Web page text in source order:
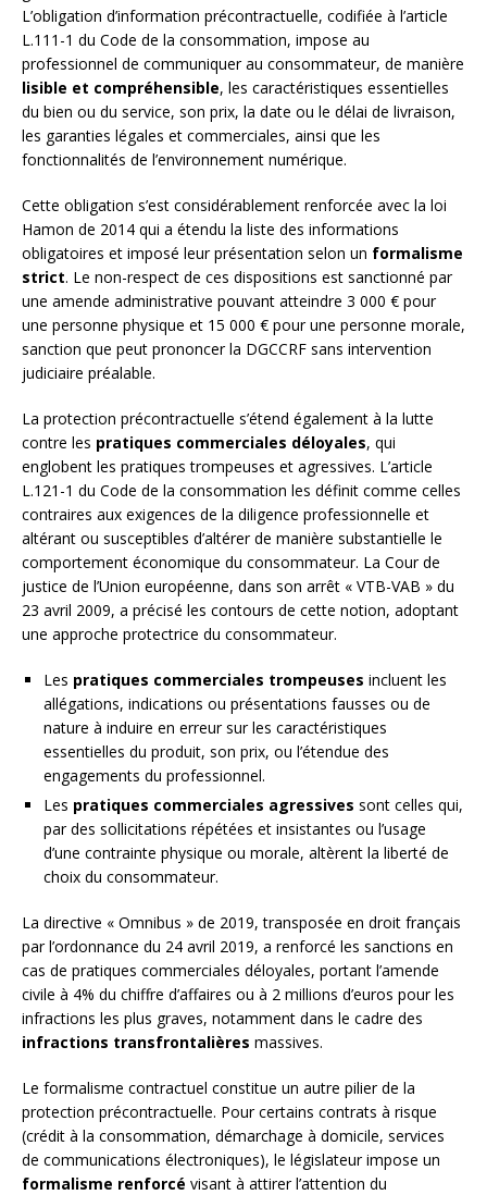
L’obligation d’information précontractuelle, codifiée à l’article
L.111-1 du Code de la consommation, impose au
professionnel de communiquer au consommateur, de manière
lisible et compréhensible, les caractéristiques essentielles
du bien ou du service, son prix, la date ou le délai de livraison,
les garanties légales et commerciales, ainsi que les
fonctionnalités de l’environnement numérique.
Cette obligation s’est considérablement renforcée avec la loi
Hamon de 2014 qui a étendu la liste des informations
obligatoires et imposé leur présentation selon un formalisme
strict. Le non-respect de ces dispositions est sanctionné par
une amende administrative pouvant atteindre 3 000 € pour
une personne physique et 15 000 € pour une personne morale,
sanction que peut prononcer la DGCCRF sans intervention
judiciaire préalable.
La protection précontractuelle s’étend également à la lutte
contre les pratiques commerciales déloyales, qui
englobent les pratiques trompeuses et agressives. L’article
L.121-1 du Code de la consommation les définit comme celles
contraires aux exigences de la diligence professionnelle et
altérant ou susceptibles d’altérer de manière substantielle le
comportement économique du consommateur. La Cour de
justice de l’Union européenne, dans son arrêt « VTB-VAB » du
23 avril 2009, a précisé les contours de cette notion, adoptant
une approche protectrice du consommateur.
Les pratiques commerciales trompeuses incluent les
allégations, indications ou présentations fausses ou de
nature à induire en erreur sur les caractéristiques
essentielles du produit, son prix, ou l’étendue des
engagements du professionnel.
Les pratiques commerciales agressives sont celles qui,
par des sollicitations répétées et insistantes ou l’usage
d’une contrainte physique ou morale, altèrent la liberté de
choix du consommateur.
La directive « Omnibus » de 2019, transposée en droit français
par l’ordonnance du 24 avril 2019, a renforcé les sanctions en
cas de pratiques commerciales déloyales, portant l’amende
civile à 4% du chiffre d’affaires ou à 2 millions d’euros pour les
infractions les plus graves, notamment dans le cadre des
infractions transfrontalières massives.
Le formalisme contractuel constitue un autre pilier de la
protection précontractuelle. Pour certains contrats à risque
(crédit à la consommation, démarchage à domicile, services
de communications électroniques), le législateur impose un
formalisme renforcé visant à attirer l’attention du